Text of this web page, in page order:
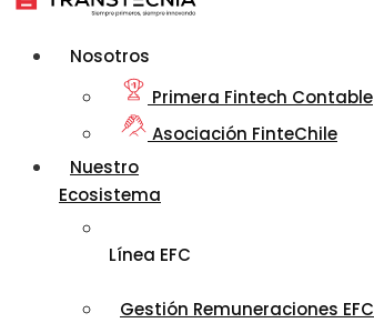
Nosotros
Primera Fintech Contable
Asociación FinteChile
Nuestro
Ecosistema
Línea EFC
Gestión Remuneraciones EFC